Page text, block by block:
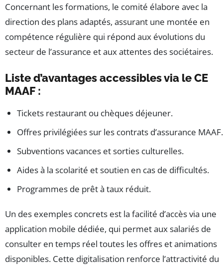
Concernant les formations, le comité élabore avec la
direction des plans adaptés, assurant une montée en
compétence régulière qui répond aux évolutions du
secteur de l’assurance et aux attentes des sociétaires.
Liste d’avantages accessibles via le CE
MAAF :
Tickets restaurant ou chèques déjeuner.
Offres privilégiées sur les contrats d’assurance MAAF.
Subventions vacances et sorties culturelles.
Aides à la scolarité et soutien en cas de difficultés.
Programmes de prêt à taux réduit.
Un des exemples concrets est la facilité d’accès via une
application mobile dédiée, qui permet aux salariés de
consulter en temps réel toutes les offres et animations
disponibles. Cette digitalisation renforce l’attractivité du